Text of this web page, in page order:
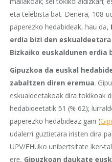
eta telebista bat. Denera, 108
paperezko hedabideak, hau da,
erdia bizi den
Bizkaiko euskaldunen erdia
Gipuzkoa da euskal
zabaltzen diren eremua.
eskualdeetakoak dira tokikoak
hedabideetatik 51 (% 62);
paperezko hedabideaz gain (
udalerri guztietara iristen dira
UPV/EHUko unibertsitate iker-
ere, Gipuzkoan daukate